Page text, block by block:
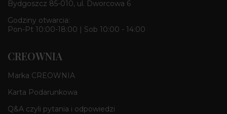
Bydgoszcz 85-010, ul. Dworcowa 6
Godziny otwarcia:
Pon-Pt 10:00-18:00 | Sob 10:00 - 14:00
CREOWNIA
Marka CREOWNIA
Karta Podarunkowa
Q&A czyli pytania i odpowiedzi